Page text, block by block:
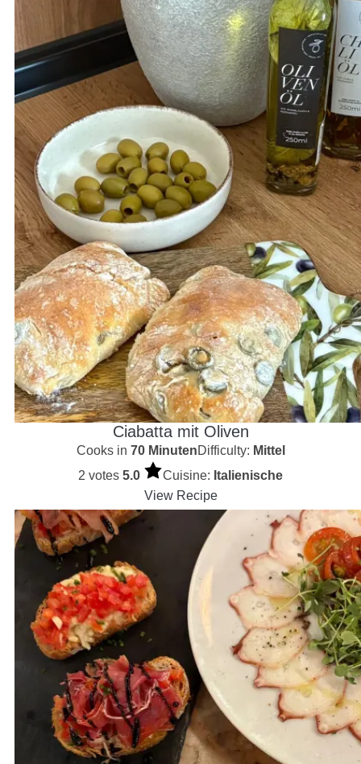
Ciabatta mit Oliven
Cooks in 70 MinutenDifficulty: Mittel
2 votes 5.0 Cuisine: Italienische
View Recipe